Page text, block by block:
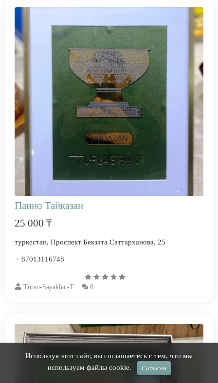
Панно Тайқазан
25 000 ₸
туркестан, ​Проспект Бекзата Саттарханова, 25
87013116748
Turan-Sayakhat-T 0
Используя этот сайт, вы соглашаетесь с тем, что мы
используем файлы cookie.
Согласен